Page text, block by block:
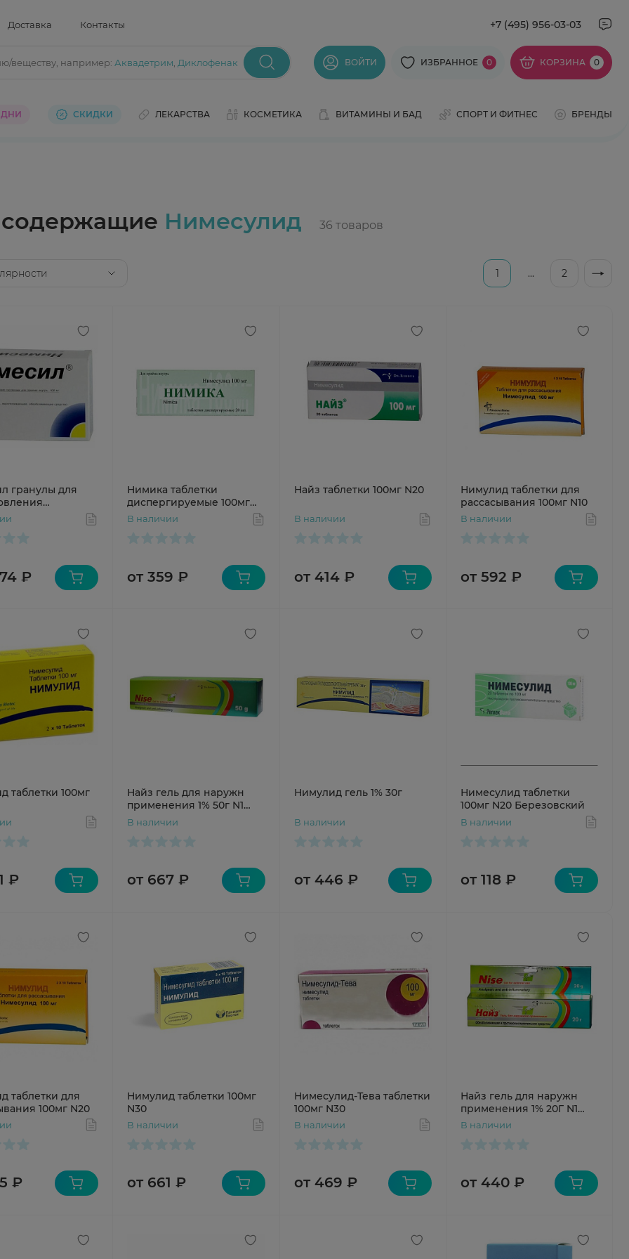
Доставка Контакты +7 (495) 956-03-03
веществу, например: Аквадетрим Диклофенак ВОЙТИ ИЗБРАННОЕ 0 КОРЗИНА 0
ДНИ СКИДКИ ЛЕКАРСТВА КОСМЕТИКА ВИТАМИНЫ И БАД СПОРТ И ФИТНЕС БРЕНДЫ
содержащие Нимесулид
1 ... 2
гранулы для
для приема
₽
Нимика таблетки
диспергируемые 100мг
N20
В наличии
от 359 ₽
Найз таблетки 100мг N20
В наличии
от 414 ₽
Нимулид таблетки для
рассасывания 100мг N10
В наличии
от 592 ₽
таблетки 100мг
₽
Найз гель для наружн
применения 1% 50г N1
туба
В наличии
от 667 ₽
Нимулид гель 1% 30г
В наличии
от 446 ₽
Нимесулид таблетки
100мг N20 Березовский
В наличии
от 118 ₽
таблетки для
100мг N20
₽
Нимулид таблетки 100мг
N30
В наличии
от 661 ₽
Нимесулид-Тева таблетки
100мг N30
В наличии
от 469 ₽
Найз гель для наружн
применения 1% 20Г N1
туба
В наличии
от 440 ₽